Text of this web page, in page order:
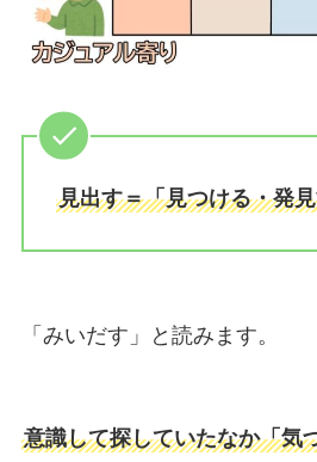
見出す＝「見つける・発
「みいだす」と読みます。
意識して探していたなか「気